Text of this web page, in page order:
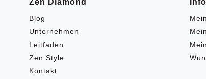
Blog
Unternehmen
Leitfaden
Zen Style
Kontakt